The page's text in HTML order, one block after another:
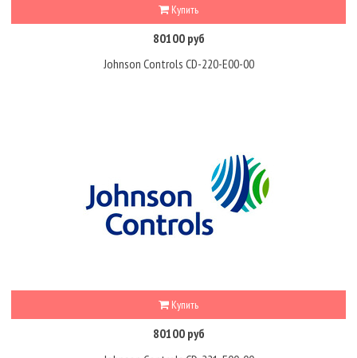
Купить
80100 руб
Johnson Controls CD-220-E00-00
Купить
80100 руб